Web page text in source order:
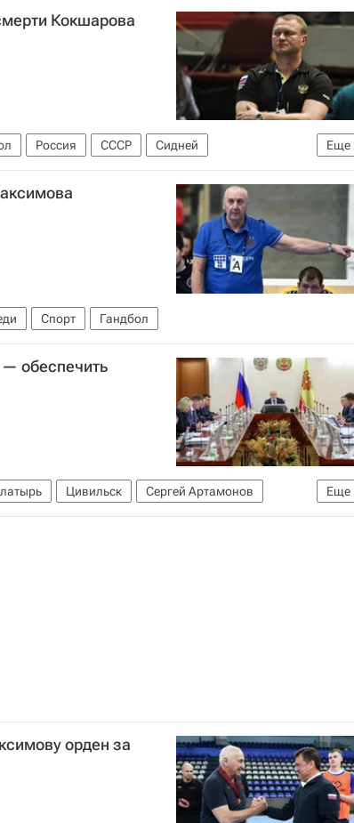
Кокшарова
Еще
Россия СССР
Сидней
Спорт Гандбол
обеспечить
Еще
Цивильск
Сергей Артамонов
орден за